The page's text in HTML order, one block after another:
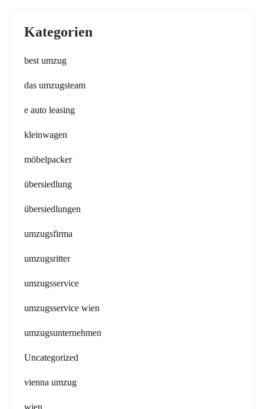
Kategorien
best umzug
das umzugsteam
e auto leasing
kleinwagen
möbelpacker
übersiedlung
übersiedlungen
umzugsfirma
umzugsritter
umzugsservice
umzugsservice wien
umzugsunternehmen
Uncategorized
vienna umzug
wien